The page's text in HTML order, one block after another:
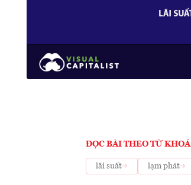
ĐỌC BÀI THEO TỪ KHOÁ
lãi suất lạm phát